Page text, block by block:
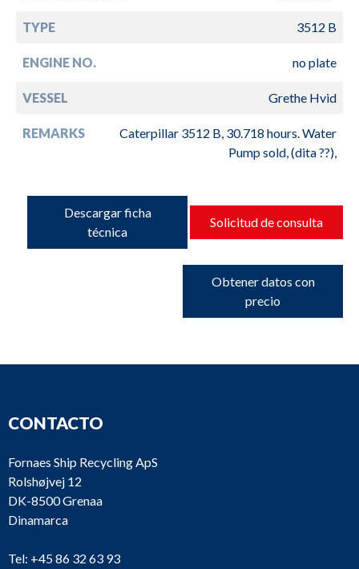
TYPE 3512 B
ENGINE NO. no plate
VESSEL Grethe Hvid
REMARKS
Caterpillar 3512 B, 30.718 hours. Water
Pump sold, (dita ??),
Descargar ficha
técnica
Solicitud de consulta
Obtener datos con
precio
CONTACTO
Fornaes Ship Recycling ApS
Rolshøjvej 12
DK-8500 Grenaa
Dinamarca
Tel: +45 86 32 63 93